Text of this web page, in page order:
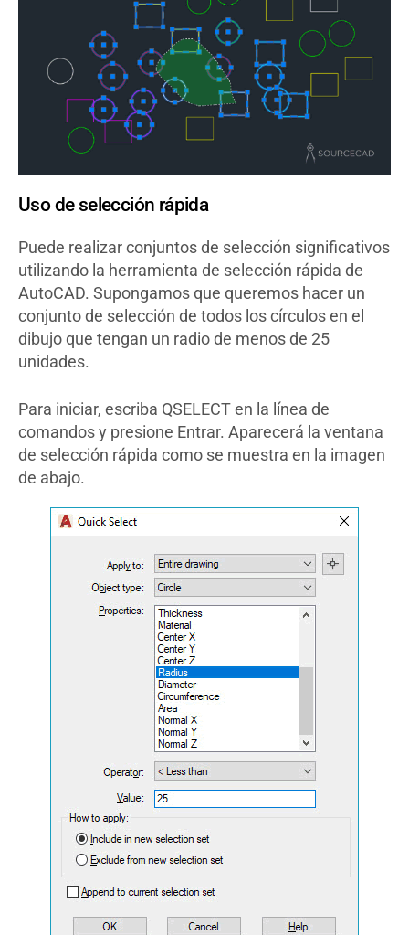
Uso de selección rápida
Puede realizar conjuntos de selección significativos
utilizando la herramienta de selección rápida de
AutoCAD. Supongamos que queremos hacer un
conjunto de selección de todos los círculos en el
dibujo que tengan un radio de menos de 25
unidades.
Para iniciar, escriba QSELECT en la línea de
comandos y presione Entrar. Aparecerá la ventana
de selección rápida como se muestra en la imagen
de abajo.